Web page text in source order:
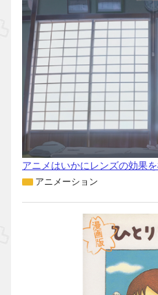
アニメはいかにレンズの効果
アニメーション